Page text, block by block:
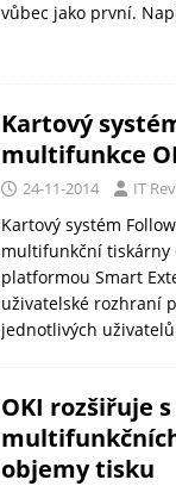
vůbec jako první.
Kartový
multifunkce
24-11-2014 IT
Kartový systém
multifunkční tiskárny
platformou Smart
uživatelské rozhraní
jednotlivých
OKI rozšiřuje
objemy tisku